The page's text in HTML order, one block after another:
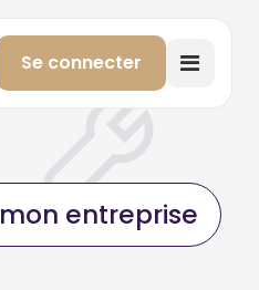
Se connecter
entreprise